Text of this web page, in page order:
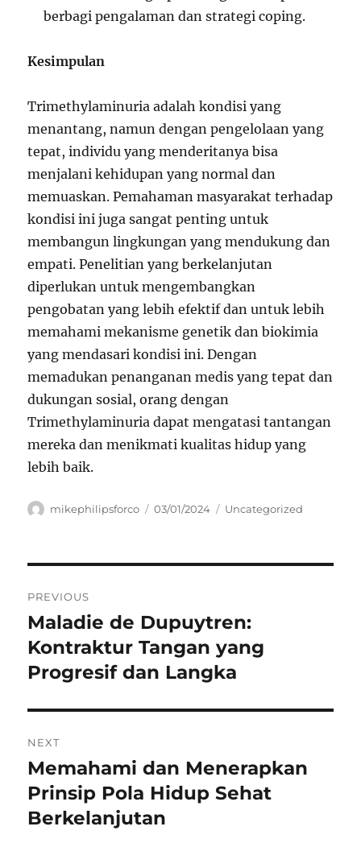
berbagi pengalaman dan strategi coping.
Kesimpulan
Trimethylaminuria adalah kondisi yang
menantang, namun dengan pengelolaan yang
tepat, individu yang menderitanya bisa
menjalani kehidupan yang normal dan
memuaskan. Pemahaman masyarakat terhadap
kondisi ini juga sangat penting untuk
membangun lingkungan yang mendukung dan
empati. Penelitian yang berkelanjutan
diperlukan untuk mengembangkan
pengobatan yang lebih efektif dan untuk lebih
memahami mekanisme genetik dan biokimia
yang mendasari kondisi ini. Dengan
memadukan penanganan medis yang tepat dan
dukungan sosial, orang dengan
Trimethylaminuria dapat mengatasi tantangan
mereka dan menikmati kualitas hidup yang
lebih baik.
Author
mikephilipsforco
Posted
03/01/2024 Categories
Uncategorized
pos
PREVIOUS
Previous
post:
Maladie de Dupuytren:
Kontraktur Tangan yang
Progresif dan Langka
NEXT
Next
post:
Memahami dan Menerapkan
Prinsip Pola Hidup Sehat
Berkelanjutan